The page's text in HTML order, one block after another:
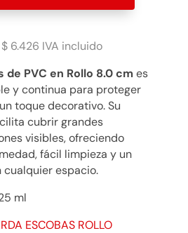
6.426 IVA incluido
de PVC en Rollo 8.0 cm es
y continua para proteger
toque decorativo. Su
cubrir grandes
visibles, ofreciendo
fácil limpieza y un
espacio.
ml
ESCOBAS ROLLO